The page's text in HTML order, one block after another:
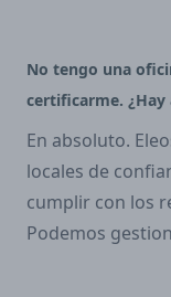
No tengo una
certificarme.
En absoluto.
locales de
cumplir con los
Podemos